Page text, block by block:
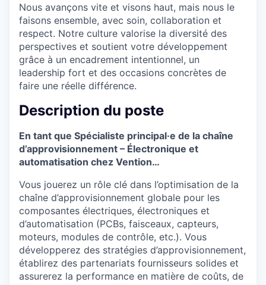
Nous avançons vite et visons haut, mais nous le
faisons ensemble, avec soin, collaboration et
respect. Notre culture valorise la diversité des
perspectives et soutient votre développement
grâce à un encadrement intentionnel, un
leadership fort et des occasions concrètes de
faire une réelle différence.
Description du poste
En tant que Spécialiste principal·e de la chaîne
d’approvisionnement – Électronique et
automatisation chez Vention…
Vous jouerez un rôle clé dans l’optimisation de la
chaîne d’approvisionnement globale pour les
composantes électriques, électroniques et
d’automatisation (PCBs, faisceaux, capteurs,
moteurs, modules de contrôle, etc.). Vous
développerez des stratégies d’approvisionnement,
établirez des partenariats fournisseurs solides et
assurerez la performance en matière de coûts, de